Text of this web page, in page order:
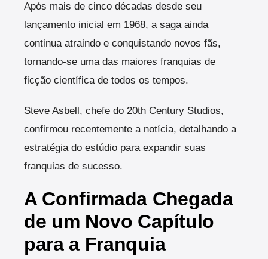
Após mais de cinco décadas desde seu
lançamento inicial em 1968, a saga ainda
continua atraindo e conquistando novos fãs,
tornando-se uma das maiores franquias de
ficção científica de todos os tempos.
Steve Asbell, chefe do 20th Century Studios,
confirmou recentemente a notícia, detalhando a
estratégia do estúdio para expandir suas
franquias de sucesso.
A Confirmada Chegada
de um Novo Capítulo
para a Franquia